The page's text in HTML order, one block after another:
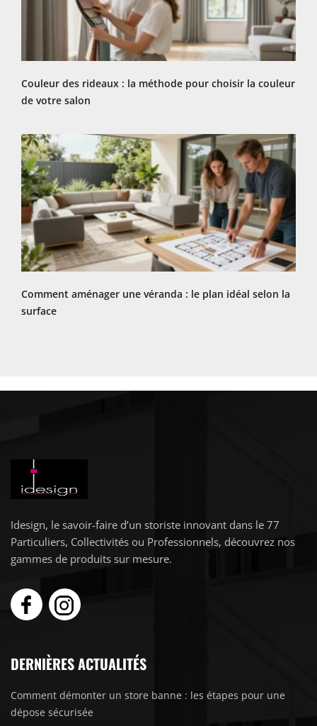
Couleur des rideaux : la méthode pour choisir la couleur
de votre salon
Comment aménager une véranda : le plan idéal selon la
surface
Idesign, le savoir-faire d’un storiste innovant dans le 77
Particuliers, Collectivités ou Professionnels, découvrez nos
gammes de produits sur mesure.
DERNIÈRES ACTUALITÉS
Comment démonter un store banne : les étapes pour une
dépose sécurisée